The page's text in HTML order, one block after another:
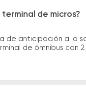
de micros?
de anticipación a la
de ómnibus con